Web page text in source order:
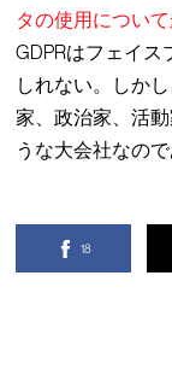
タの使用につい
GDPRはフェイ
しれない。しか
家、政治家、活
うな大会社なので
18